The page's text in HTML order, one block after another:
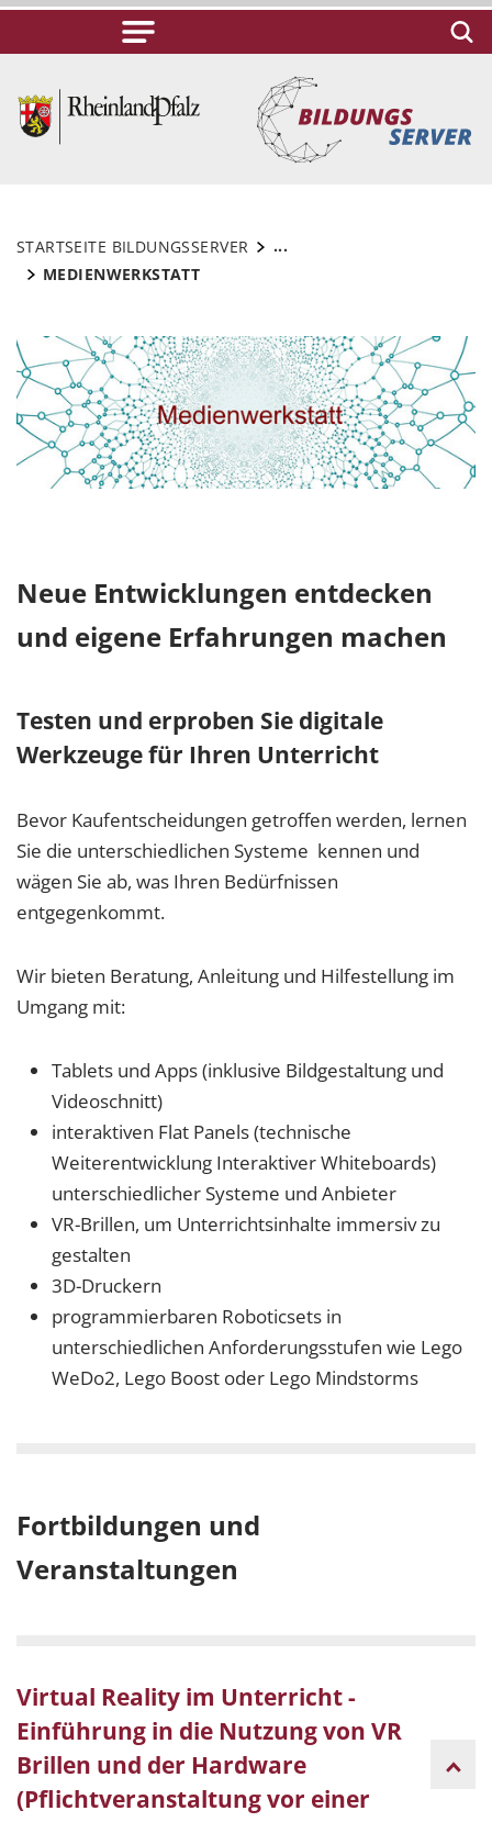
STARTSEITE BILDUNGSSERVER
...
MEDIENWERKSTATT
Neue Entwicklungen entdecken
und eigene Erfahrungen machen
Testen und erproben Sie digitale
Werkzeuge für Ihren Unterricht
Bevor Kaufentscheidungen getroffen werden, lernen
Sie die unterschiedlichen Systeme kennen und
wägen Sie ab, was Ihren Bedürfnissen
entgegenkommt.
Wir bieten Beratung, Anleitung und Hilfestellung im
Umgang mit:
Tablets und Apps (inklusive Bildgestaltung und
Videoschnitt)
interaktiven Flat Panels (technische
Weiterentwicklung Interaktiver Whiteboards)
unterschiedlicher Systeme und Anbieter
VR-Brillen, um Unterrichtsinhalte immersiv zu
gestalten
3D-Druckern
programmierbaren Roboticsets in
unterschiedlichen Anforderungsstufen wie Lego
WeDo2, Lego Boost oder Lego Mindstorms
Fortbildungen und
Veranstaltungen
Virtual Reality im Unterricht -
Einführung in die Nutzung von VR
Brillen und der Hardware
(Pflichtveranstaltung vor einer